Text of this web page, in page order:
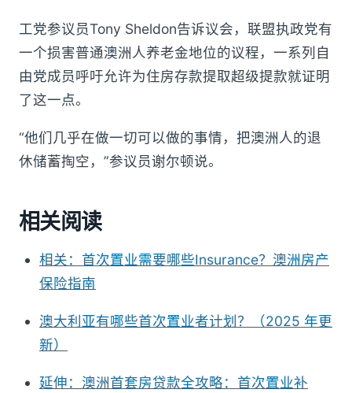
工党参议员Tony Sheldon告诉议会，联盟执政党有
一个损害普通澳洲人养老金地位的议程，一系列自
由党成员呼吁允许为住房存款提取超级提款就证明
了这一点。
“他们几乎在做一切可以做的事情，把澳洲人的退
休储蓄掏空，”参议员谢尔顿说。
相关阅读
相关：首次置业需要哪些Insurance？澳洲房产
保险指南
澳大利亚有哪些首次置业者计划？（2025 年更
新）
延伸：澳洲首套房贷款全攻略：首次置业补